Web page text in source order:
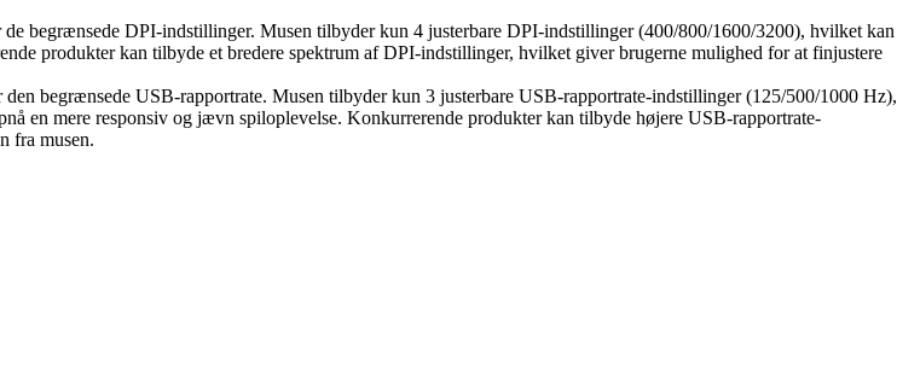
begrænsede DPI-indstillinger. Musen tilbyder kun 4 justerbare DPI-indstillinger (400/800/1600/3200), hvilket kan
produkter kan tilbyde et bredere spektrum af DPI-indstillinger, hvilket giver brugerne mulighed for at finjustere
begrænsede USB-rapportrate. Musen tilbyder kun 3 justerbare USB-rapportrate-indstillinger (125/500/1000 Hz),
en mere responsiv og jævn spiloplevelse. Konkurrerende produkter kan tilbyde højere USB-rapportrate-
fra musen.